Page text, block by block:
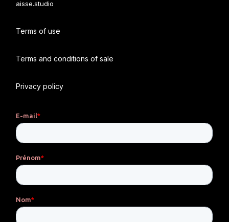
aisse.studio
Terms of use
Terms and conditions of sale
Privacy policy